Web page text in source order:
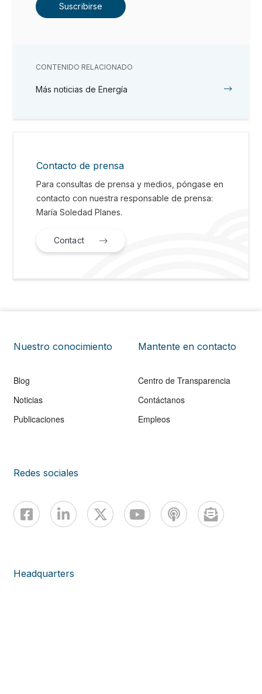
Suscribirse
CONTENIDO RELACIONADO
Más noticias de Energía
Contacto de prensa
Para consultas de prensa y medios, póngase en
contacto con nuestra responsable de prensa:
María Soledad Planes.
Contact
Nuestro conocimiento
Blog
Noticias
Publicaciones
Mantente en contacto
Centro de Transparencia
Contáctanos
Empleos
Redes sociales
Headquarters